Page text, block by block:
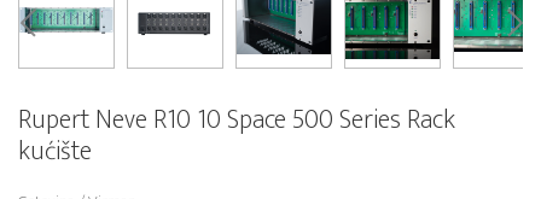
Rupert Neve R10 10 Space 500 Series Rack
kućište